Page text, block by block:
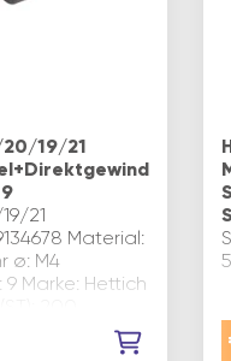
20/19/21
21
Material:
ø: M4
9 Marke: Hettich